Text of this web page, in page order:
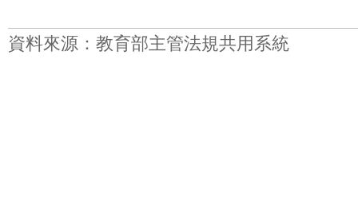
資料來源：教育部主管法規共用系統